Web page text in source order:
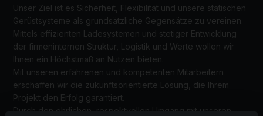
Unser Ziel ist es Sicherheit, Flexibilität und unsere statischen
Gerüstsysteme als grundsätzliche Gegensätze zu vereinen.
Mittels effizienten Ladesystemen und stetiger Entwicklung
der firmeninternen Struktur, Logistik und Werte wollen wir
Ihnen ein Höchstmaß an Nutzen bieten.
Mit unseren erfahrenen und kompetenten Mitarbeitern
erschaffen wir die zukunftsorientierte Lösung, die Ihrem
Projekt den Erfolg garantiert.
Durch den ehrlichen, respektvollen Umgang mit unseren